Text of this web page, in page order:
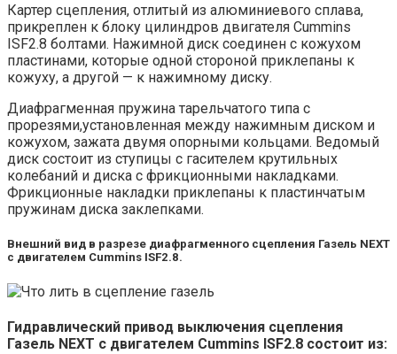
Картер сцепления, отлитый из алюминиевого сплава,
прикреплен к блоку цилиндров двигателя Cummins
ISF2.8 болтами. Нажимной диск соединен с кожухом
пластинами, которые одной стороной приклепаны к
кожуху, а другой — к нажимному диску.
Диафрагменная пружина тарельчатого типа с
прорезями,установленная между нажимным диском и
кожухом, зажата двумя опорными кольцами. Ведомый
диск состоит из ступицы с гасителем крутильных
колебаний и диска с фрикционными накладками.
Фрикционные накладки приклепаны к пластинчатым
пружинам диска заклепками.
Внешний вид в разрезе диафрагменного сцепления Газель NEXT
с двигателем Cummins ISF2.8.
Гидравлический привод выключения сцепления
Газель NEXT с двигателем Cummins ISF2.8 состоит из: